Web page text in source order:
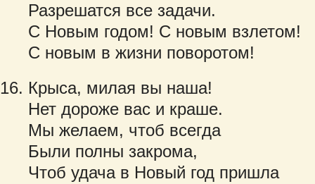
Разрешатся все задачи.
С Новым годом! С новым взлетом!
С новым в жизни поворотом!
Крыса, милая вы наша!
Нет дороже вас и краше.
Мы желаем, чтоб всегда
Были полны закрома,
Чтоб удача в Новый год пришла